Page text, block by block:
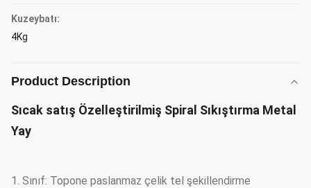
Kuzeybatı:
4Kg
Product Description
Sıcak satış Özelleştirilmiş Spiral Sıkıştırma Metal
Yay
1. Sınıf: Topone paslanmaz çelik tel şekillendirme